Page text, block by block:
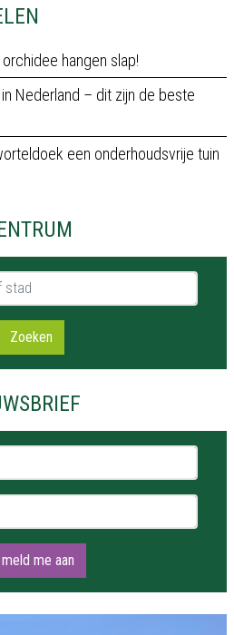
hangen slap!
Nederland – dit zijn de beste
een onderhoudsvrije tuin
Zoeken
me aan